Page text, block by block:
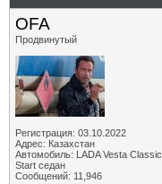
OFA
Продвинутый
Регистрация: 03.10.2022
Адрес: Казахстан
Автомобиль: LADA Vesta Classic
Start седан
Сообщений: 11,946